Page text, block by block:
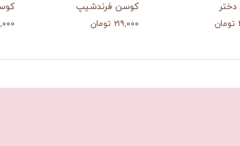
کوسن فرندشیپ
۲۱۹,۰۰۰ تومان